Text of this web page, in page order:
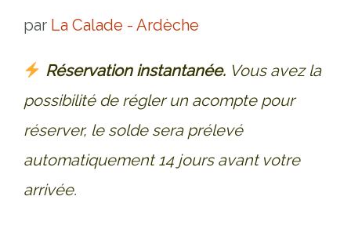
par La Calade - Ardèche
Réservation instantanée. Vous avez la
possibilité de régler un acompte pour
réserver, le solde sera prélevé
automatiquement 14 jours avant votre
arrivée.